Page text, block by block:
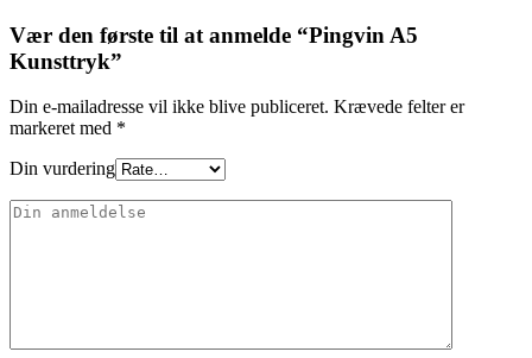
Vær den første til at anmelde “Pingvin A5
Kunsttryk”
Din e-mailadresse vil ikke blive publiceret. Krævede felter er
markeret med *
Din vurdering